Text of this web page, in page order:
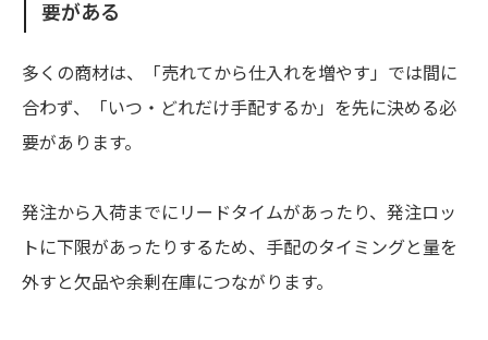
要がある
多くの商材は、「売れてから仕入れを増やす」では間に
合わず、「いつ・どれだけ手配するか」を先に決める必
要があります。
発注から入荷までにリードタイムがあったり、発注ロッ
トに下限があったりするため、手配のタイミングと量を
外すと欠品や余剰在庫につながります。